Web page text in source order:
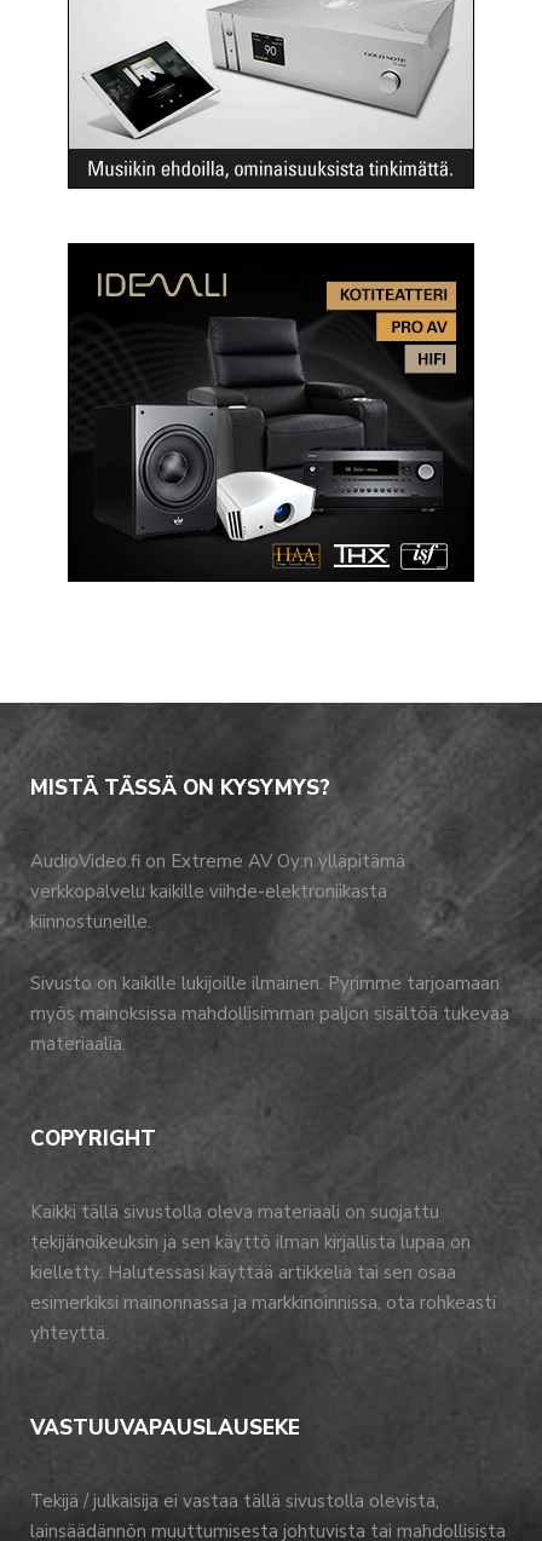
MISTÄ TÄSSÄ ON KYSYMYS?
AudioVideo.fi on Extreme AV Oy:n ylläpitämä
verkkopalvelu kaikille viihde-elektroniikasta
kiinnostuneille.
Sivusto on kaikille lukijoille ilmainen. Pyrimme tarjoamaan
myös mainoksissa mahdollisimman paljon sisältöä tukevaa
materiaalia.
COPYRIGHT
Kaikki tällä sivustolla oleva materiaali on suojattu
tekijänoikeuksin ja sen käyttö ilman kirjallista lupaa on
kielletty. Halutessasi käyttää artikkelia tai sen osaa
esimerkiksi mainonnassa ja markkinoinnissa, ota rohkeasti
yhteyttä.
VASTUUVAPAUSLAUSEKE
Tekijä / julkaisija ei vastaa tällä sivustolla olevista,
lainsäädännön muuttumisesta johtuvista tai mahdollisista